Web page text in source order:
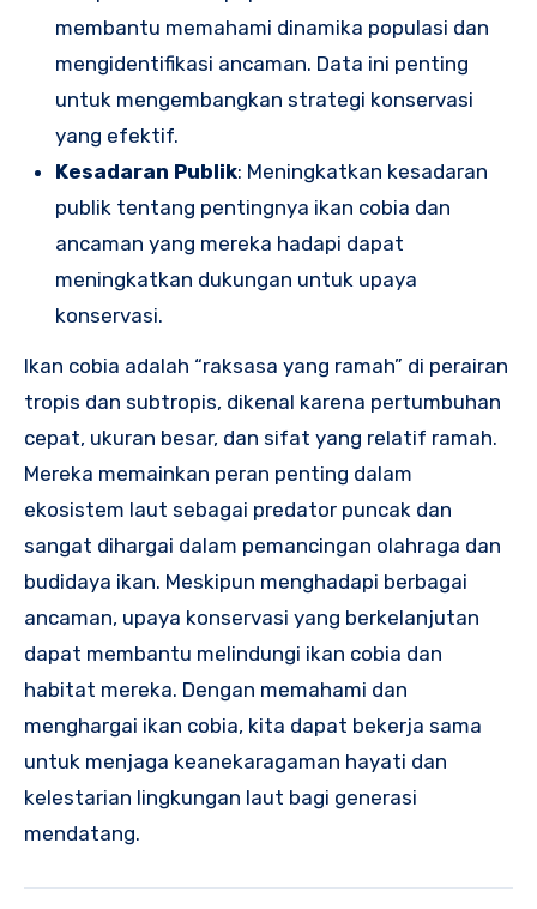
membantu memahami dinamika populasi dan
mengidentifikasi ancaman. Data ini penting
untuk mengembangkan strategi konservasi
yang efektif.
Kesadaran Publik: Meningkatkan kesadaran
publik tentang pentingnya ikan cobia dan
ancaman yang mereka hadapi dapat
meningkatkan dukungan untuk upaya
konservasi.
Ikan cobia adalah “raksasa yang ramah” di perairan
tropis dan subtropis, dikenal karena pertumbuhan
cepat, ukuran besar, dan sifat yang relatif ramah.
Mereka memainkan peran penting dalam
ekosistem laut sebagai predator puncak dan
sangat dihargai dalam pemancingan olahraga dan
budidaya ikan. Meskipun menghadapi berbagai
ancaman, upaya konservasi yang berkelanjutan
dapat membantu melindungi ikan cobia dan
habitat mereka. Dengan memahami dan
menghargai ikan cobia, kita dapat bekerja sama
untuk menjaga keanekaragaman hayati dan
kelestarian lingkungan laut bagi generasi
mendatang.